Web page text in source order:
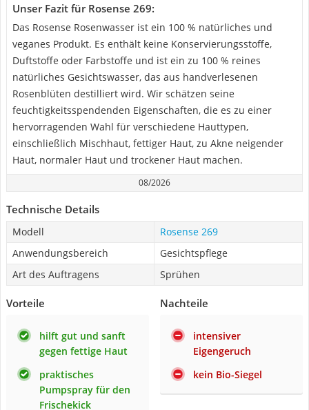
Unser Fazit für Rosense 269:
Das Rosense Rosenwasser ist ein 100 % natürliches und
veganes Produkt. Es enthält keine Konservierungsstoffe,
Duftstoffe oder Farbstoffe und ist ein zu 100 % reines
natürliches Gesichtswasser, das aus handverlesenen
Rosenblüten destilliert wird. Wir schätzen seine
feuchtigkeitsspendenden Eigenschaften, die es zu einer
hervorragenden Wahl für verschiedene Hauttypen,
einschließlich Mischhaut, fettiger Haut, zu Akne neigender
Haut, normaler Haut und trockener Haut machen.
08/2026
Technische Details
Modell
Rosense 269
Anwendungsbereich
Gesichtspflege
Art des Auftragens
Sprühen
Vorteile
hilft gut und sanft
gegen fettige Haut
praktisches
Pumpspray für den
Frischekick
Nachteile
intensiver
Eigengeruch
kein Bio-Siegel